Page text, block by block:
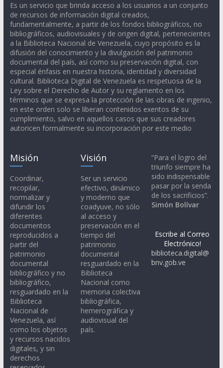
Es un servicio que brinda acceso a los usuarios a un conjunto
de recursos de información digital creados,
fundamentalmente, a partir de los fondos bibliográficos, no
bibliográficos, audiovisuales y de origen digital, pertenecientes
a la Biblioteca Nacional de Venezuela, cuyo propósito es la
difusión del conocimiento y la divulgación del patrimonio
documental del país, así como su preservación digital, con
especial énfasis en nuestra historia, identidad y diversidad
cultural. Biblioteca Digital de Venezuela es respetuosa de la
Ley sobre el Derecho de Autor y su reglamento en los
términos que se expresa la protección de las obras de ingenio,
en este orden solo se liberan contenidos exentos de su
cumplimiento, salvo en aquellos casos que sus creadores
autoricen formalmente su incorporación por este medio
Misión
Coordinar,
recopilar,
normalizar y
difundir los
diferentes
documentos
reproducidos a
partir del
patrimonio
documental
bibliográfico y no
bibliográfico,
resguardado en la
Biblioteca
Nacional de
Venezuela, así
como los objetos
y recursos nacidos
digitales, y sin
derechos
Visión
Ser un servicio
efectivo, dinámico
y moderno que
coadyuve, no sólo
al acceso y
preservación en el
tiempo del
patrimonio
documental
resguardado en la
Biblioteca
Nacional como
memoria colectiva
bibliográfica,
hemerográfica y
audiovisual del
país.
“Para el logro del
triunfo siempre ha
sido indispensable
pasar por la senda
de los sacrificios”.
Simón Bolívar
Escribe al Correo
Electrónico!
biblioteca.digital@
bnv.gob.ve